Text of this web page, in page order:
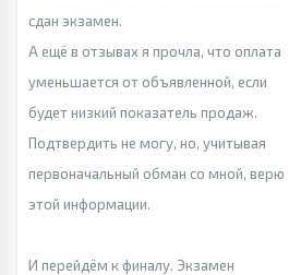
сдан экзамен.
А ещё в отзывах я прочла, что оплата
уменьшается от объявленной, если
будет низкий показатель продаж.
Подтвердить не могу, но, учитывая
первоначальный обман со мной, верю
этой информации.
И перейдём к финалу. Экзамен